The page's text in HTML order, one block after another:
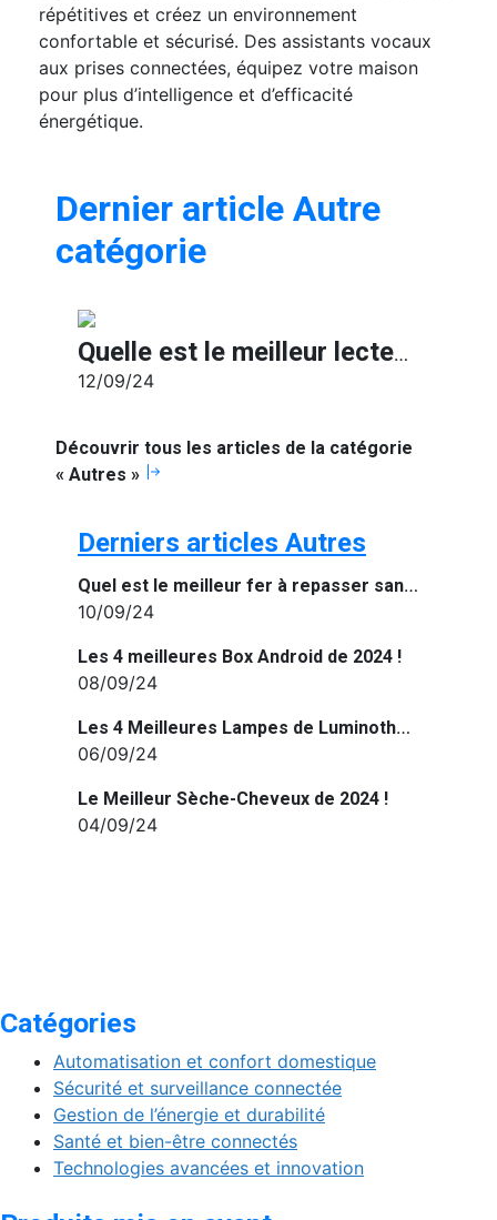
répétitives et créez un environnement
confortable et sécurisé. Des assistants vocaux
aux prises connectées, équipez votre maison
pour plus d’intelligence et d’efficacité
énergétique.
Dernier article Autre
catégorie
Quelle est le meilleur lecteur CD externe de 2024 ?
12/09/24
Découvrir tous les articles de la catégorie
« Autres »
Derniers articles Autres
Quel est le meilleur fer à repasser sans fil de 2024 ?
10/09/24
Les 4 meilleures Box Android de 2024 !
08/09/24
Les 4 Meilleures Lampes de Luminothérapie de 2024!
06/09/24
Le Meilleur Sèche-Cheveux de 2024 !
04/09/24
Catégories
Automatisation et confort domestique
Sécurité et surveillance connectée
Gestion de l’énergie et durabilité
Santé et bien-être connectés
Technologies avancées et innovation